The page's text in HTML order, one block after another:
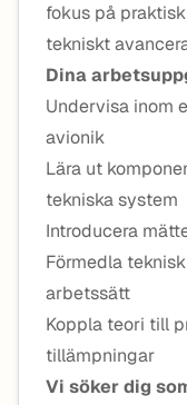
fokus på
tekniskt
Dina
Undervisa inom
avionik
Lära ut
tekniska system
Introducera
Förmedla
arbetssätt
Koppla teori till
tillämpningar
Vi söker dig